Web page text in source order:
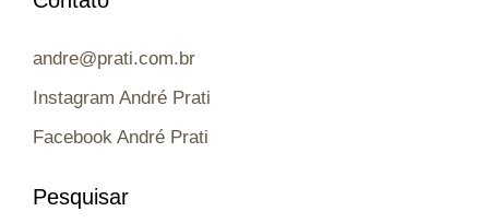
andre@prati.com.br
Instagram André Prati
Facebook André Prati
Pesquisar